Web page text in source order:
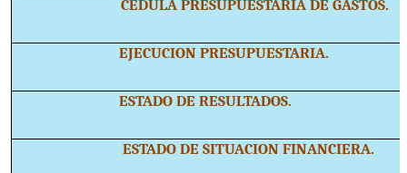
CEDULA PRESUPUESTARIA DE GASTOS.
EJECUCION PRESUPUESTARIA.
ESTADO DE RESULTADOS.
ESTADO DE SITUACION FINANCIERA.